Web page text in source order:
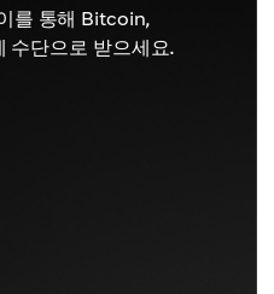
를 통해 Bitcoin,
수단으로 받으세요.